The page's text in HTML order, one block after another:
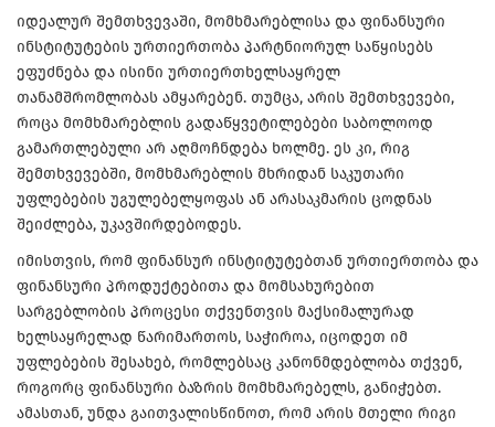
იდეალურ შემთხვევაში, მომხმარებლისა და ფინანსური
ინსტიტუტების ურთიერთობა პარტნიორულ საწყისებს
ეფუძნება და ისინი ურთიერთხელსაყრელ
თანამშრომლობას ამყარებენ. თუმცა, არის შემთხვევები,
როცა მომხმარებლის გადაწყვეტილებები საბოლოოდ
გამართლებული არ აღმოჩნდება ხოლმე. ეს კი, რიგ
შემთხვევებში, მომხმარებლის მხრიდან საკუთარი
უფლებების უგულებელყოფას ან არასაკმარის ცოდნას
შეიძლება, უკავშირდებოდეს.
იმისთვის, რომ ფინანსურ ინსტიტუტებთან ურთიერთობა და
ფინანსური პროდუქტებითა და მომსახურებით
სარგებლობის პროცესი თქვენთვის მაქსიმალურად
ხელსაყრელად წარიმართოს, საჭიროა, იცოდეთ იმ
უფლებების შესახებ, რომლებსაც კანონმდებლობა თქვენ,
როგორც ფინანსური ბაზრის მომხმარებელს, განიჭებთ.
ამასთან, უნდა გაითვალისწინოთ, რომ არის მთელი რიგი